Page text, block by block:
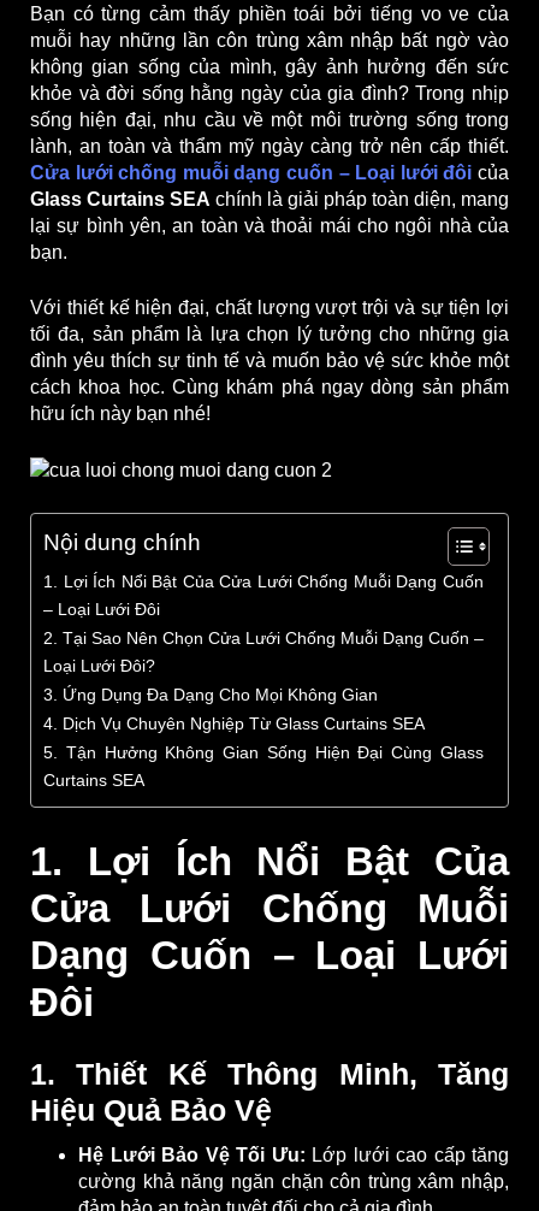
Bạn có từng cảm thấy phiền toái bởi tiếng vo ve của
muỗi hay những lần côn trùng xâm nhập bất ngờ vào
không gian sống của mình, gây ảnh hưởng đến sức
khỏe và đời sống hằng ngày của gia đình? Trong nhịp
sống hiện đại, nhu cầu về một môi trường sống trong
lành, an toàn và thẩm mỹ ngày càng trở nên cấp thiết.
Cửa lưới chống muỗi dạng cuốn – Loại lưới đôi của
Glass Curtains SEA chính là giải pháp toàn diện, mang
lại sự bình yên, an toàn và thoải mái cho ngôi nhà của
bạn.
Với thiết kế hiện đại, chất lượng vượt trội và sự tiện lợi
tối đa, sản phẩm là lựa chọn lý tưởng cho những gia
đình yêu thích sự tinh tế và muốn bảo vệ sức khỏe một
cách khoa học. Cùng khám phá ngay dòng sản phẩm
hữu ích này bạn nhé!
Nội dung chính
1. Lợi Ích Nổi Bật Của Cửa Lưới Chống Muỗi Dạng Cuốn
– Loại Lưới Đôi
2. Tại Sao Nên Chọn Cửa Lưới Chống Muỗi Dạng Cuốn –
Loại Lưới Đôi?
3. Ứng Dụng Đa Dạng Cho Mọi Không Gian
4. Dịch Vụ Chuyên Nghiệp Từ Glass Curtains SEA
5. Tận Hưởng Không Gian Sống Hiện Đại Cùng Glass
Curtains SEA
1. Lợi Ích Nổi Bật Của
Cửa Lưới Chống Muỗi
Dạng Cuốn – Loại Lưới
Đôi
1. Thiết Kế Thông Minh, Tăng
Hiệu Quả Bảo Vệ
Hệ Lưới Bảo Vệ Tối Ưu: Lớp lưới cao cấp tăng
cường khả năng ngăn chặn côn trùng xâm nhập,